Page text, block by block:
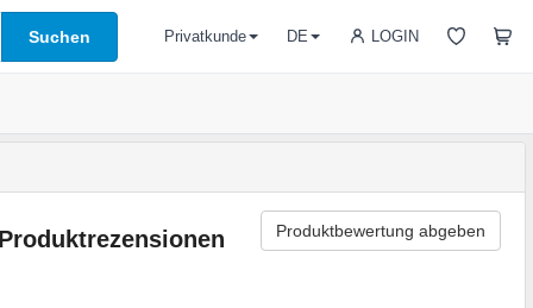
Suchen LOGIN
Privatkunde DE
Produktrezensionen Produktbewertung abgeben